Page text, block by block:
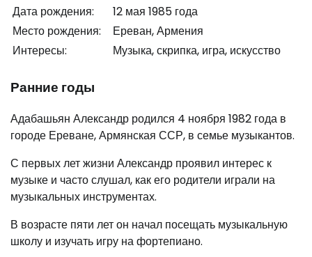
Дата рождения:
12 мая 1985 года
Место рождения:
Ереван, Армения
Интересы:
Музыка, скрипка, игра, искусство
Ранние годы
Адабашьян Александр родился 4 ноября 1982 года в
городе Ереване, Армянская ССР, в семье музыкантов.
С первых лет жизни Александр проявил интерес к
музыке и часто слушал, как его родители играли на
музыкальных инструментах.
В возрасте пяти лет он начал посещать музыкальную
школу и изучать игру на фортепиано.